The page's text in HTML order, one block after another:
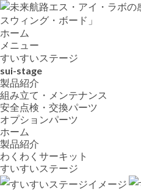
ホーム
メニュー
すいすいステージ
sui-stage
製品紹介
組み立て・メンテナンス
安全点検・交換パーツ
オプションパーツ
ホーム
製品紹介
わくわくサーキット
すいすいステージ